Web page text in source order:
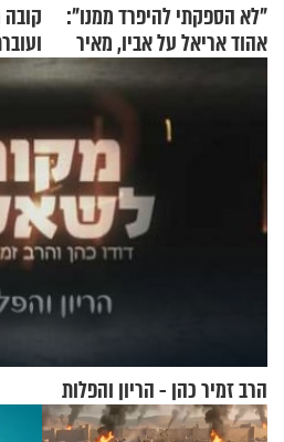
"לא הספקתי להיפרד ממנו":
אהוד אריאל על אביו, מאיר
הרב זמיר כהן - הריון והפלות